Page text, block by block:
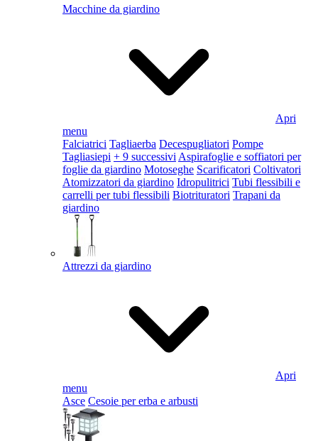
Macchine da giardino
Apri
menu
Falciatrici Tagliaerba Decespugliatori Pompe
Tagliasiepi + 9 successivi Aspirafoglie e soffiatori per
foglie da giardino Motoseghe Scarificatori Coltivatori
Atomizzatori da giardino Idropulitrici Tubi flessibili e
carrelli per tubi flessibili Biotrituratori Trapani da
giardino
Attrezzi da giardino
Apri
menu
Asce Cesoie per erba e arbusti